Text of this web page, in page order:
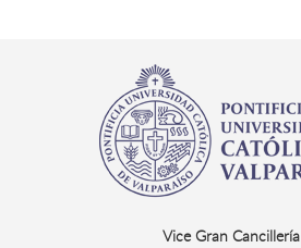
Vice Gran Cancillería